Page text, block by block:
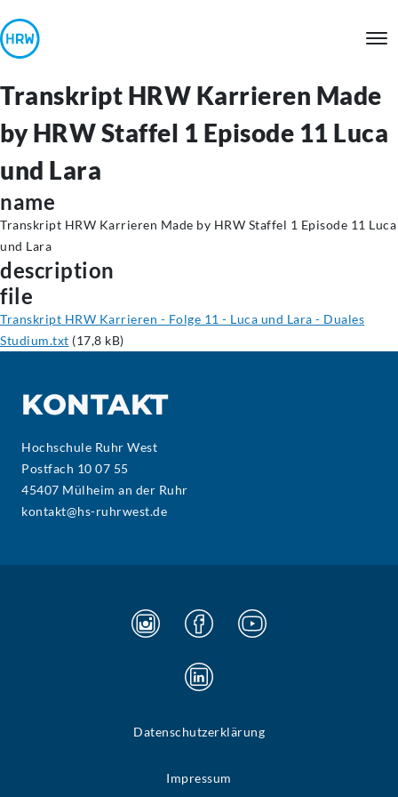
Transkript HRW Karrieren Made
by HRW Staffel 1 Episode 11 Luca
und Lara
name
Transkript HRW Karrieren Made by HRW Staffel 1 Episode 11 Luca
und Lara
description
file
Transkript HRW Karrieren - Folge 11 - Luca und Lara - Duales
Studium.txt (17,8 kB)
KONTAKT
Hochschule Ruhr West
Postfach 10 07 55
45407 Mülheim an der Ruhr
kontakt@hs-ruhrwest.de
Datenschutzerklärung
Impressum